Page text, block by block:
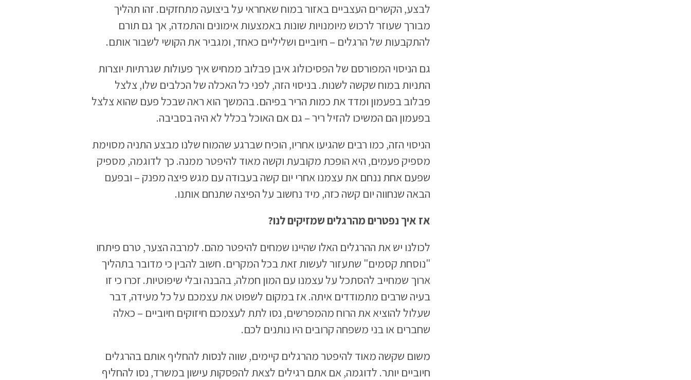
לבצע, הקשרים העצביים באזור במוח שאחראי על ביצועה מתחזקים. זהו תהליך
מבורך שעוזר לרכוש מיומנויות שונות באמצעות אימונים והתמדה, אך גם תורם
להתקבעות של הרגלים – חיוביים ושליליים כאחד, ומגביר את הקושי לשבור אותם.
גם הניסוי המפורסם של הפסיכולוג איבן פבלוב ממחיש איך פעולות שגרתיות יוצרות
התניות במוח שקשה לשנות. בניסוי הזה, לפני כל האכלה של הכלבים שלו, צלצל
פבלוב בפעמון ומדד את כמות הריר בפיהם. בהמשך הוא ראה שבכל פעם שהוא צלצל
בפעמון הם המשיכו להזיל ריר – גם אם האוכל בכלל לא היה בסביבה.
הניסוי הזה, כמו רבים שהגיעו אחריו, הוכיח שברגע שהמוח שלנו מבצע התניה מסוימת
מספיק פעמים, היא הופכת מקובעת וקשה מאוד להיפטר ממנה. כך לדוגמה, מספיק
שפעם אחת ננחם את עצמנו אחרי יום קשה בעבודה עם מגש פיצה מפנק – ובפעם
הבאה שנחווה יום קשה כזה, מיד נחשוב על הפיצה שתנחם אותנו.
אז איך נפטרים מהרגלים שמזיקים לנו?
לכולנו יש את ההרגלים האלו שהיינו שמחים להיפטר מהם. למרבה הצער, טרם פיתחו
"נוסחת קסמים" שתעזור לעשות זאת בכל המקרים. חשוב להבין כי מדובר בתהליך
ארוך שמחייב להסתכל על עצמנו עם המון חמלה, בהבנה ובלי שיפוטיות. זכרו כי זו
בעיה שרבים מתמודדים איתה. אז במקום לשפוט את עצמכם על כל מעידה, דבר
שעלול להוציא את הרוח מהמפרשים, נסו לתת לעצמכם חיזוקים חיוביים – כאלה
שחברים או בני משפחה קרובים היו נותנים לכם.
משום שקשה מאוד להיפטר מהרגלים קיימים, שווה לנסות להחליף אותם בהרגלים
חיוביים יותר. לדוגמה, אם אתם רגילים לצאת להפסקות עישון במשרד, נסו להחליף